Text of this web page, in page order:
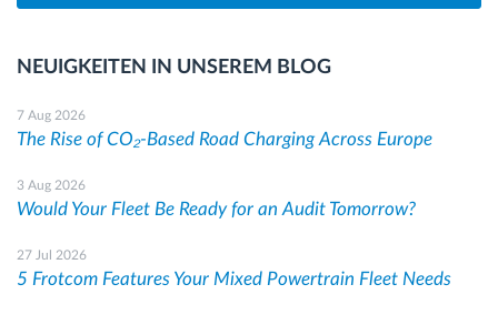
NEUIGKEITEN IN UNSEREM BLOG
7 Aug 2026
The Rise of CO₂-Based Road Charging Across Europe
3 Aug 2026
Would Your Fleet Be Ready for an Audit Tomorrow?
27 Jul 2026
5 Frotcom Features Your Mixed Powertrain Fleet Needs